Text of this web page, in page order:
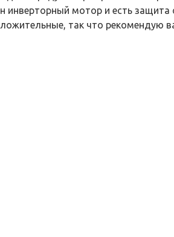
мотор и есть защита
так что рекомендую